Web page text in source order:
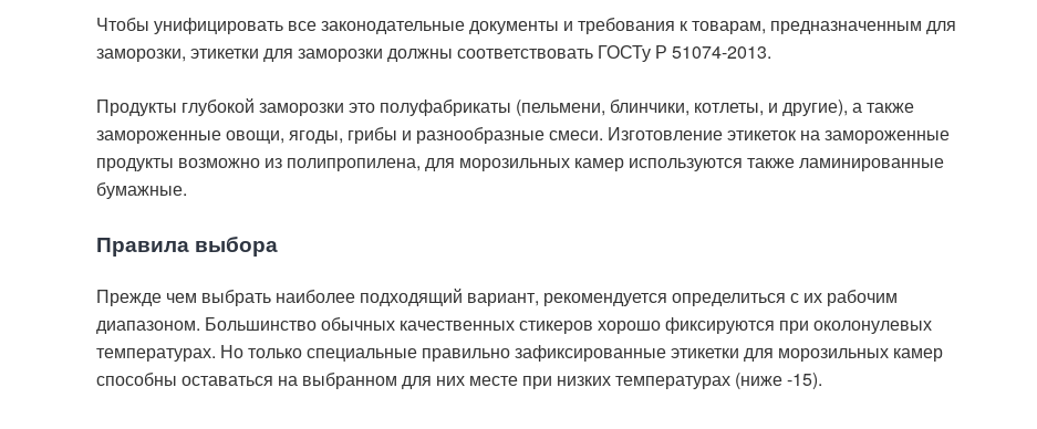
Чтобы унифицировать все законодательные документы и требования к товарам, предназначенным для
заморозки, этикетки для заморозки должны соответствовать ГОСТу Р 51074-2013.
Продукты глубокой заморозки это полуфабрикаты (пельмени, блинчики, котлеты, и другие), а также
замороженные овощи, ягоды, грибы и разнообразные смеси. Изготовление этикеток на замороженные
продукты возможно из полипропилена, для морозильных камер используются также ламинированные
бумажные.
Правила выбора
Прежде чем выбрать наиболее подходящий вариант, рекомендуется определиться с их рабочим
диапазоном. Большинство обычных качественных стикеров хорошо фиксируются при околонулевых
температурах. Но только специальные правильно зафиксированные этикетки для морозильных камер
способны оставаться на выбранном для них месте при низких температурах (ниже -15).